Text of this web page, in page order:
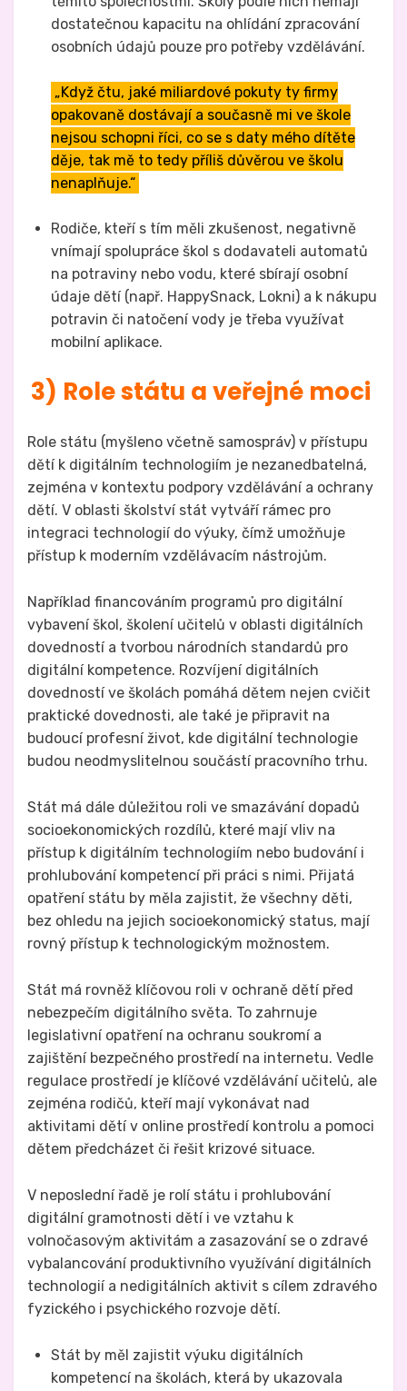
dostatečnou kapacitu na ohlídání zpracování
osobních údajů pouze pro potřeby vzdělávání.
„Když čtu, jaké miliardové pokuty ty firmy
opakovaně dostávají a současně mi ve škole
nejsou schopni říci, co se s daty mého dítěte
děje, tak mě to tedy příliš důvěrou ve školu
nenaplňuje.“
Rodiče, kteří s tím měli zkušenost, negativně
vnímají spolupráce škol s dodavateli automatů
na potraviny nebo vodu, které sbírají osobní
údaje dětí (např. HappySnack, Lokni) a k nákupu
potravin či natočení vody je třeba využívat
mobilní aplikace.
3) Role státu a veřejné moci
Role státu (myšleno včetně samospráv) v přístupu
dětí k digitálním technologiím je nezanedbatelná,
zejména v kontextu podpory vzdělávání a ochrany
dětí. V oblasti školství stát vytváří rámec pro
integraci technologií do výuky, čímž umožňuje
přístup k moderním vzdělávacím nástrojům.
Například financováním programů pro digitální
vybavení škol, školení učitelů v oblasti digitálních
dovedností a tvorbou národních standardů pro
digitální kompetence. Rozvíjení digitálních
dovedností ve školách pomáhá dětem nejen cvičit
praktické dovednosti, ale také je připravit na
budoucí profesní život, kde digitální technologie
budou neodmyslitelnou součástí pracovního trhu.
Stát má dále důležitou roli ve smazávání dopadů
socioekonomických rozdílů, které mají vliv na
přístup k digitálním technologiím nebo budování i
prohlubování kompetencí při práci s nimi. Přijatá
opatření státu by měla zajistit, že všechny děti,
bez ohledu na jejich socioekonomický status, mají
rovný přístup k technologickým možnostem.
Stát má rovněž klíčovou roli v ochraně dětí před
nebezpečím digitálního světa. To zahrnuje
legislativní opatření na ochranu soukromí a
zajištění bezpečného prostředí na internetu. Vedle
regulace prostředí je klíčové vzdělávání učitelů, ale
zejména rodičů, kteří mají vykonávat nad
aktivitami dětí v online prostředí kontrolu a pomoci
dětem předcházet či řešit krizové situace.
V neposlední řadě je rolí státu i prohlubování
digitální gramotnosti dětí i ve vztahu k
volnočasovým aktivitám a zasazování se o zdravé
vybalancování produktivního využívání digitálních
technologií a nedigitálních aktivit s cílem zdravého
fyzického i psychického rozvoje dětí.
Stát by měl zajistit výuku digitálních
kompetencí na školách, která by ukazovala